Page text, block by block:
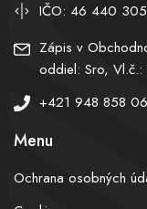
IČO: 46 440 305
Zápis v
oddiel: Sro,
+421 948 858
Menu
Ochrana osobných